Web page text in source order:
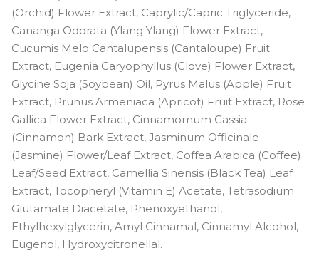
(Orchid) Flower Extract, Caprylic/Capric Triglyceride,
Cananga Odorata (Ylang Ylang) Flower Extract,
Cucumis Melo Cantalupensis (Cantaloupe) Fruit
Extract, Eugenia Caryophyllus (Clove) Flower Extract,
Glycine Soja (Soybean) Oil, Pyrus Malus (Apple) Fruit
Extract, Prunus Armeniaca (Apricot) Fruit Extract, Rose
Gallica Flower Extract, Cinnamomum Cassia
(Cinnamon) Bark Extract, Jasminum Officinale
(Jasmine) Flower/Leaf Extract, Coffea Arabica (Coffee)
Leaf/Seed Extract, Camellia Sinensis (Black Tea) Leaf
Extract, Tocopheryl (Vitamin E) Acetate, Tetrasodium
Glutamate Diacetate, Phenoxyethanol,
Ethylhexylglycerin, Amyl Cinnamal, Cinnamyl Alcohol,
Eugenol, Hydroxycitronellal.